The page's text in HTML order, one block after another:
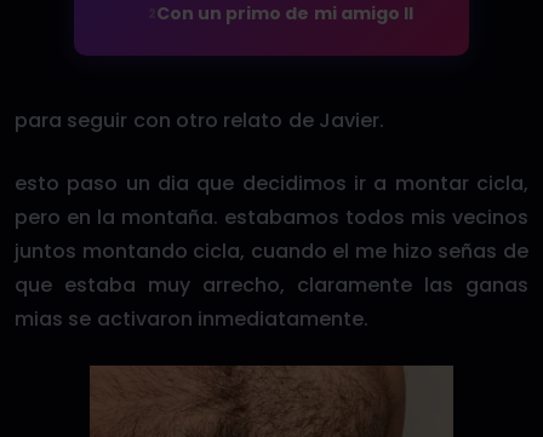
Con un primo de mi amigo II
para seguir con otro relato de Javier.
esto paso un dia que decidimos ir a montar cicla,
pero en la montaña. estabamos todos mis vecinos
juntos montando cicla, cuando el me hizo señas de
que estaba muy arrecho, claramente las ganas
mias se activaron inmediatamente.